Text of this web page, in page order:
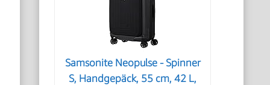
Samsonite Neopulse - Spinner
S, Handgepäck, 55 cm, 42 L,